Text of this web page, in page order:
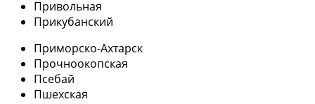
Привольная
Прикубанский
Приморско-Ахтарск
Прочноокопская
Псебай
Пшехская